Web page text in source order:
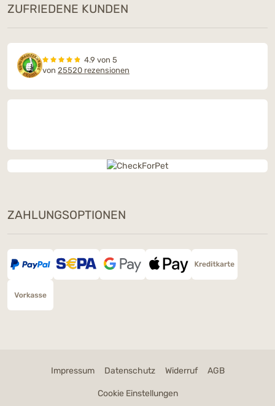
ZUFRIEDENE KUNDEN
4.9 von 5
von 25520 rezensionen
ZAHLUNGSOPTIONEN
Impressum Datenschutz Widerruf AGB
Cookie Einstellungen